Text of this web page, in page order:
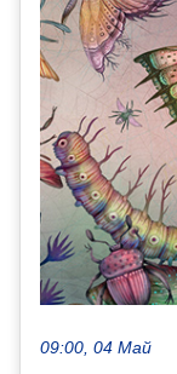
09:00, 04 Май